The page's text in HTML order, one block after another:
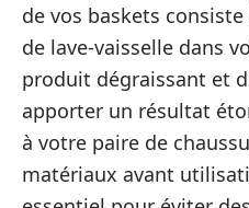
de vos baskets
de lave-vaisselle dans
produit dégraissant et
apporter un résultat
à votre paire de
matériaux avant